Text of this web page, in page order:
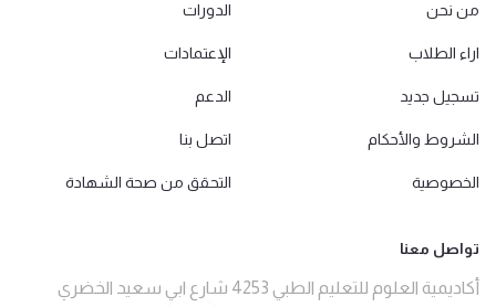
من نحن
اراء الطلاب
تسجيل جديد
الشروط والأحكام
الخصوصية
الدورات
الإعتمادات
الدعم
اتصل بنا
التحقق من صحة الشهادة
تواصل معنا
أكاديمية العلوم للتعليم الطبي 4253 شارع ابي سعيد الخضري